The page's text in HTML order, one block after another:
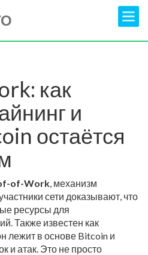
как
и
остаётся
of-Work, механизм
сети доказывают, что
ресурсы для
. Также известен как
лежит в основе Bitcoin и
и атак. Это не просто